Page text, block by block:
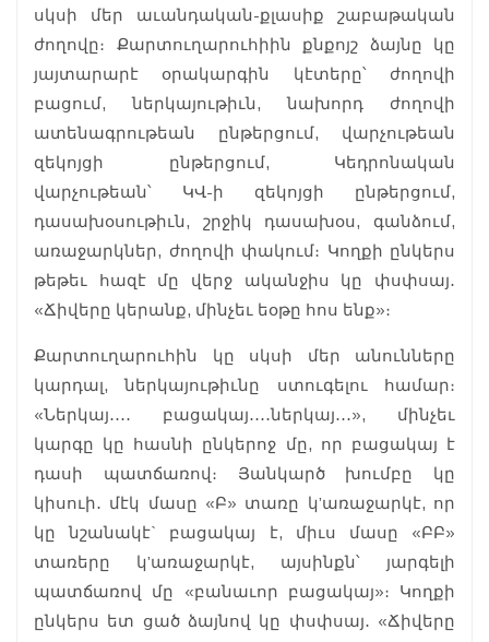
սկսի մեր աւանդական-քլասիք շաբաթական
ժողովը։ Քարտուղարուհիին քնքոյշ ձայնը կը
յայտարարէ օրակարգին կէտերը՝ ժողովի
բացում, ներկայութիւն, նախորդ ժողովի
ատենագրութեան ընթերցում, վարչութեան
զեկոյցի ընթերցում, Կեդրոնական
վարչութեան՝ ԿՎ-ի զեկոյցի ընթերցում,
դասախօսութիւն, շրջիկ դասախօս, գանձում,
առաջարկներ, ժողովի փակում։ Կողքի ընկերս
թեթեւ հազէ մը վերջ ականջիս կը փսփսայ․
«Ճիվերը կերանք, մինչեւ եօթը հոս ենք»։
Քարտուղարուհին կը սկսի մեր անունները
կարդալ, ներկայութիւնը ստուգելու համար։
«Ներկայ․․․․ բացակայ․․․․ներկայ․․․», մինչեւ
կարգը կը հասնի ընկերոջ մը, որ բացակայ է
դասի պատճառով։ Յանկարծ խումբը կը
կիսուի․ մէկ մասը «Բ» տառը կ’առաջարկէ, որ
կը նշանակէ` բացակայ է, միւս մասը «ԲԲ»
տառերը կ’առաջարկէ, այսինքն՝ յարգելի
պատճառով մը «բանաւոր բացակայ»։ Կողքի
ընկերս ետ ցած ձայնով կը փսփսայ․ «Ճիվերը